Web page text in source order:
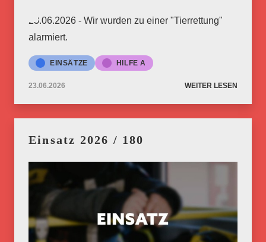
23.06.2026 - Wir wurden zu einer "Tierrettung"
alarmiert.
EINSÄTZE HILFE A
23.06.2026 WEITER LESEN
Einsatz 2026 / 180